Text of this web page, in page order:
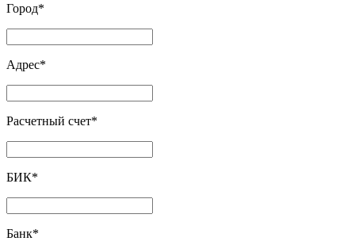
Город*
Адрес*
Расчетный счет*
БИК*
Банк*